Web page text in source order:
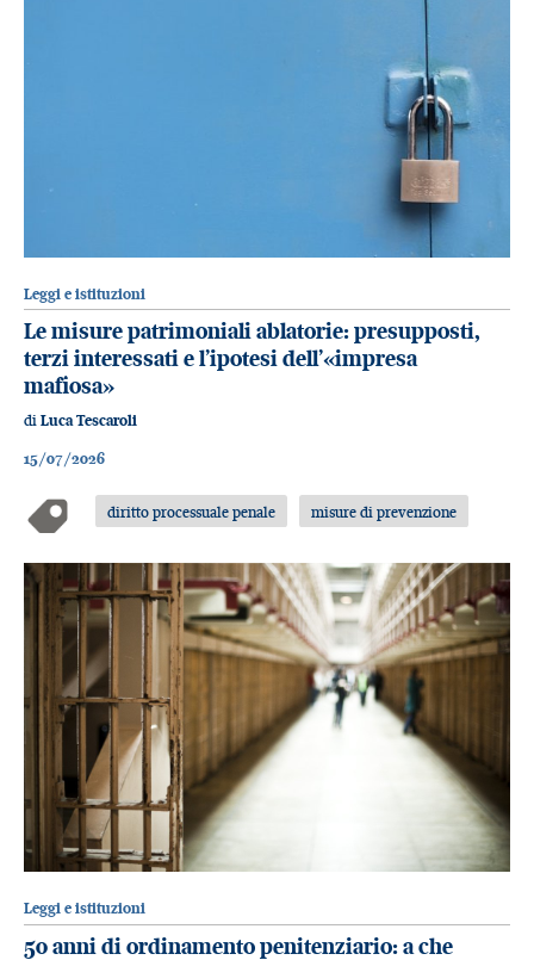
Leggi e istituzioni
Le misure patrimoniali ablatorie: presupposti,
terzi interessati e l’ipotesi dell’«impresa
mafiosa»
di Luca Tescaroli
15/07/2026
diritto processuale penale misure di prevenzione
Leggi e istituzioni
50 anni di ordinamento penitenziario: a che